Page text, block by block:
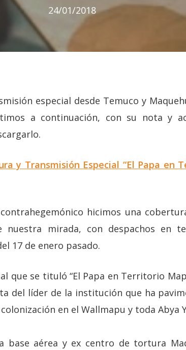
24/01/2018
especial desde Temuco y
a continuación, con su nota y
y Transmisión Especial “El Papa en
hicimos una
nuestra mirada, con despachos en
17 de enero pasado.
que se tituló “El Papa en Territorio
del líder de la institución que ha
en el Wallmapu y toda Abya
base aérea y ex centro de tortura